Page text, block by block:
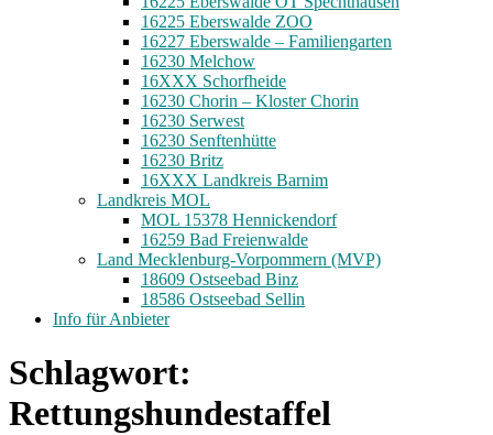
16225 Eberswalde ZOO
16227 Eberswalde – Familiengarten
16230 Melchow
16XXX Schorfheide
16230 Chorin – Kloster Chorin
16230 Serwest
16230 Senftenhütte
16230 Britz
16XXX Landkreis Barnim
Landkreis MOL
MOL 15378 Hennickendorf
16259 Bad Freienwalde
Land Mecklenburg-Vorpommern (MVP)
18609 Ostseebad Binz
18586 Ostseebad Sellin
Info für Anbieter
Schlagwort:
Rettungshundestaffel